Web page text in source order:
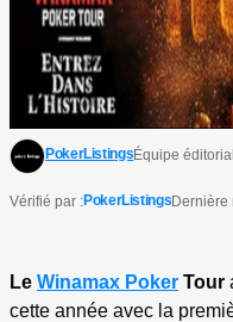
PokerListingsÉquipe
Vérifié par :PokerListingsDernière
Le Winamax Poker Tour
cette année avec la